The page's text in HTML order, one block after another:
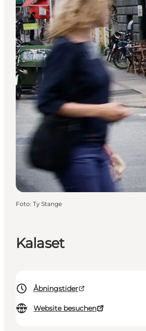
Kalaset
Åbningstider
Website besuchen
Foto: Ty Stange